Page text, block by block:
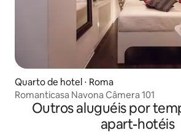
Quarto de hotel ⋅ Roma
Romanticasa Navona Câmera 101
Outros aluguéis por
apart-hotéis